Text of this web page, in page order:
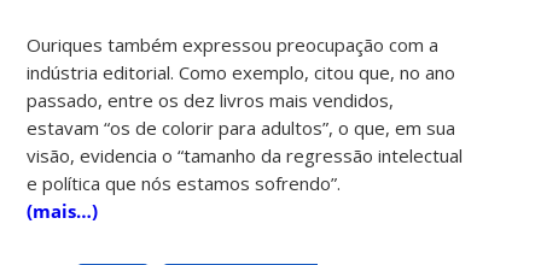
Ouriques também expressou preocupação com a
indústria editorial. Como exemplo, citou que, no ano
passado, entre os dez livros mais vendidos,
estavam “os de colorir para adultos”, o que, em sua
visão, evidencia o “tamanho da regressão intelectual
e política que nós estamos sofrendo”.
(mais…)